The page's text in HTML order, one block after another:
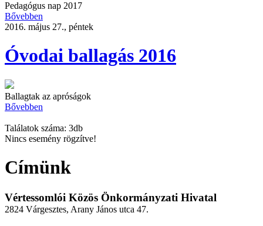
Pedagógus nap 2017
Bővebben
2016. május 27., péntek
Óvodai ballagás 2016
Ballagtak az apróságok
Bővebben
Találatok száma: 3db
Nincs esemény rögzítve!
Címünk
Vértessomlói Közös Önkormányzati Hivatal
2824 Várgesztes, Arany János utca 47.